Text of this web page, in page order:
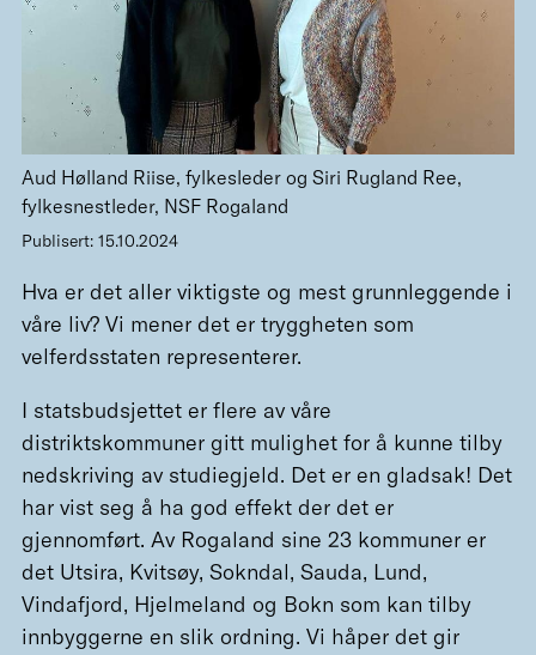
Aud Hølland Riise, fylkesleder og Siri Rugland Ree,
fylkesnestleder, NSF Rogaland
Publisert: 15.10.2024
Hva er det aller viktigste og mest grunnleggende i
våre liv? Vi mener det er tryggheten som
velferdsstaten representerer.
I statsbudsjettet er flere av våre
distriktskommuner gitt mulighet for å kunne tilby
nedskriving av studiegjeld. Det er en gladsak! Det
har vist seg å ha god effekt der det er
gjennomført. Av Rogaland sine 23 kommuner er
det Utsira, Kvitsøy, Sokndal, Sauda, Lund,
Vindafjord, Hjelmeland og Bokn som kan tilby
innbyggerne en slik ordning. Vi håper det gir